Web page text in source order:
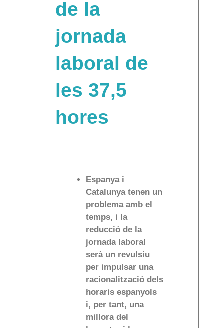
de la
jornada
laboral de
les 37,5
hores
Espanya i
Catalunya tenen un
problema amb el
temps, i la
reducció de la
jornada laboral
serà un revulsiu
per impulsar una
racionalització dels
horaris espanyols
i, per tant, una
millora del